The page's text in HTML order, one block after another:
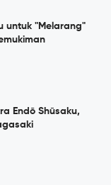
untuk "Melarang"
Endō Shūsaku,